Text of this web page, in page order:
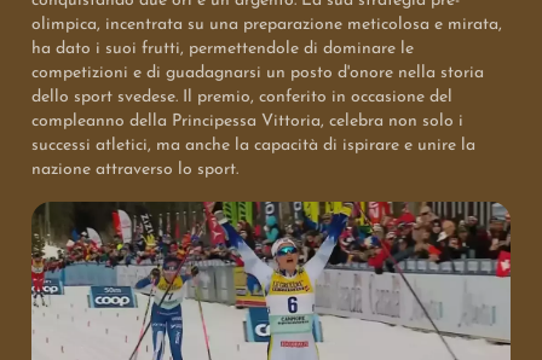
olimpica, incentrata su una preparazione meticolosa e mirata,
ha dato i suoi frutti, permettendole di dominare le
competizioni e di guadagnarsi un posto d'onore nella storia
dello sport svedese. Il premio, conferito in occasione del
compleanno della Principessa Vittoria, celebra non solo i
successi atletici, ma anche la capacità di ispirare e unire la
nazione attraverso lo sport.